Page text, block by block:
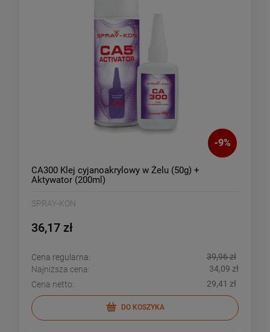
-9%
CA300 Klej cyjanoakrylowy w Żelu (50g) +
Aktywator (200ml)
SPRAY-KON
36,17 zł
Cena regularna:
39,96 zł
Najniższa cena:
34,09 zł
Cena netto:
29,41 zł
DO KOSZYKA